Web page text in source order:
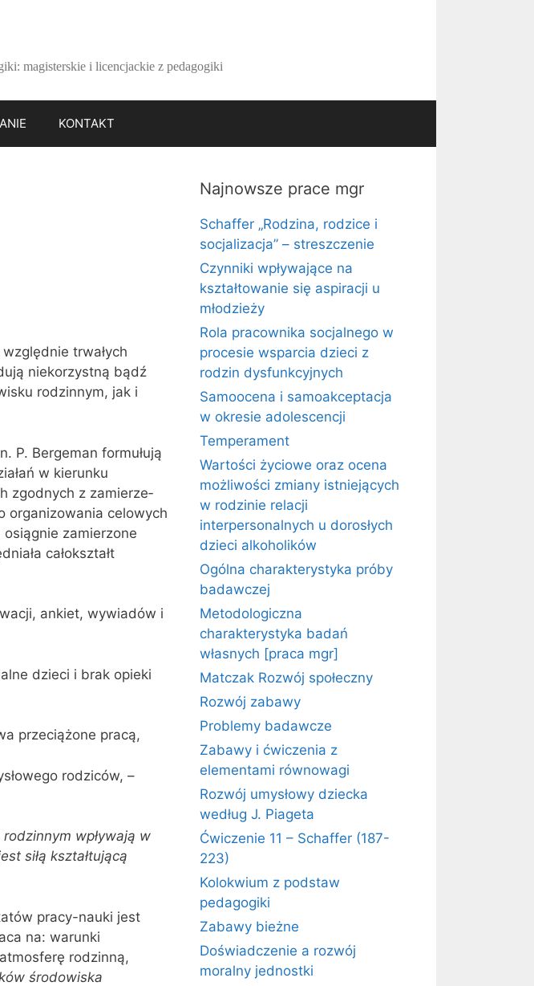
magisterskie i licencjackie z pedagogiki
KONTAKT
trwałych
niekorzystną bądź
rodzinnym, jak i
P. Bergeman formułują
w kierunku
zgodnych z zamierze­
organizowania celowych
osiągnie zamierzone
całokształt
ankiet, wywiadów i
dzieci i brak opieki
przeciążone pracą,
rodziców, –
wpływają w
siłą kształtującą
pracy-nauki jest
na: warunki
rodzinną,
środo­wiska
Najnowsze prace mgr
Schaffer „Rodzina, rodzice i
socjalizacja” – streszczenie
Czynniki wpływające na
kształtowanie się aspiracji u
młodzieży
Rola pracownika socjalnego w
procesie wsparcia dzieci z
rodzin dysfunkcyjnych
Samoocena i samoakceptacja
w okresie adolescencji
Temperament
Wartości życiowe oraz ocena
możliwości zmiany istniejących
w rodzinie relacji
interpersonalnych u dorosłych
dzieci alkoholików
Ogólna charakterystyka próby
badawczej
Metodologiczna
charakterystyka badań
własnych [praca mgr]
Matczak Rozwój społeczny
Rozwój zabawy
Problemy badawcze
Zabawy i ćwiczenia z
elementami równowagi
Rozwój umysłowy dziecka
według J. Piageta
Ćwiczenie 11 – Schaffer (187-
223)
Kolokwium z podstaw
pedagogiki
Zabawy bieżne
Doświadczenie a rozwój
moralny jednostki